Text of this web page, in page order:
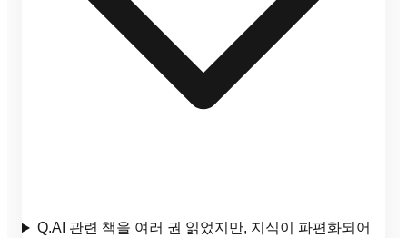
Q.AI 관련 책을 여러 권 읽었지만, 지식이 파편화되어